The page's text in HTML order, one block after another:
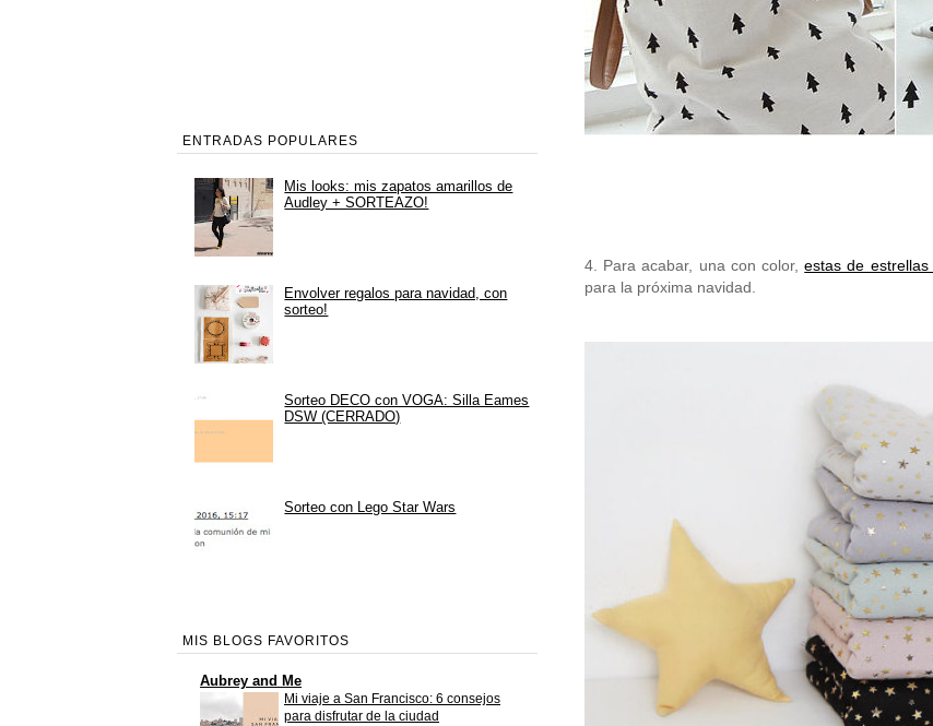
4. Para acabar, una con color,estas de estrellas
para la próxima navidad.
ENTRADAS POPULARES
Mis looks: mis zapatos amarillos de
Audley + SORTEAZO!
Envolver regalos para navidad, con
sorteo!
Sorteo DECO con VOGA: Silla Eames
DSW (CERRADO)
Sorteo con Lego Star Wars
MIS BLOGS FAVORITOS
Aubrey and Me
Mi viaje a San Francisco: 6 consejos
para disfrutar de la ciudad